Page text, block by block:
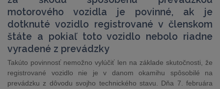
motorového vozidla je povinné, ak je
dotknuté vozidlo registrované v členskom
štáte a pokiaľ toto vozidlo nebolo riadne
vyradené z prevádzky
Takúto povinnosť nemožno vylúčiť len na základe skutočnosti, že
registrované vozidlo nie je v danom okamihu spôsobilé na
prevádzku z dôvodu svojho technického stavu. Dňa 7. februára